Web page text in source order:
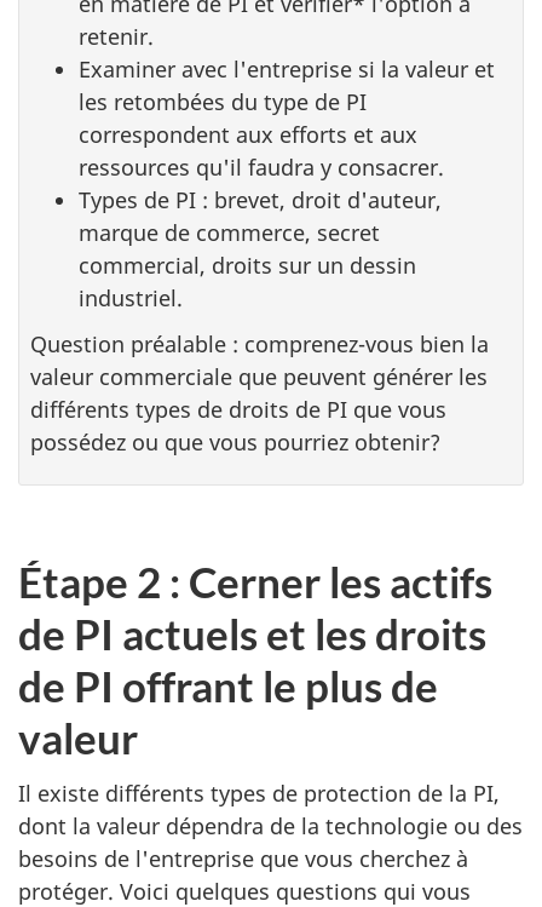
retenir.
Examiner avec l'entreprise si la valeur et
les retombées du type de PI
correspondent aux efforts et aux
ressources qu'il faudra y consacrer.
Types de PI : brevet, droit d'auteur,
marque de commerce, secret
commercial, droits sur un dessin
industriel.
Question préalable : comprenez-vous bien la
valeur commerciale que peuvent générer les
différents types de droits de PI que vous
possédez ou que vous pourriez obtenir?
Étape 2 : Cerner les actifs
de PI actuels et les droits
de PI offrant le plus de
valeur
Il existe différents types de protection de la PI,
dont la valeur dépendra de la technologie ou des
besoins de l'entreprise que vous cherchez à
protéger. Voici quelques questions qui vous